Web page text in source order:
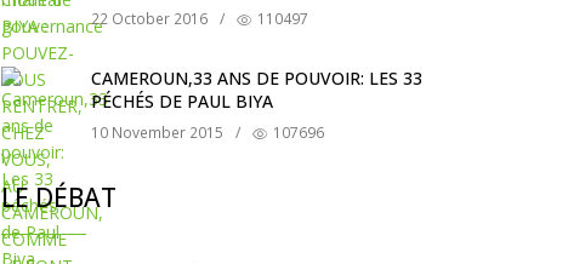
22 October 2016 / 110497
CAMEROUN,33 ANS DE POUVOIR: LES 33
PÉCHÉS DE PAUL BIYA
10 November 2015 / 107696
LE DÉBAT